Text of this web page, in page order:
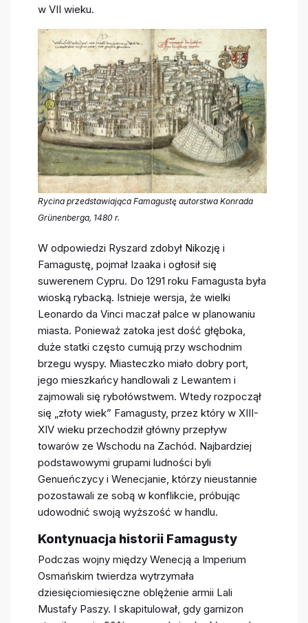
w VII wieku.
Rycina przedstawiająca Famagustę autorstwa Konrada
Grünenberga, 1480 r.
W odpowiedzi Ryszard zdobył Nikozję i
Famagustę, pojmał Izaaka i ogłosił się
suwerenem Cypru. Do 1291 roku Famagusta była
wioską rybacką. Istnieje wersja, że wielki
Leonardo da Vinci maczał palce w planowaniu
miasta. Ponieważ zatoka jest dość głęboka,
duże statki często cumują przy wschodnim
brzegu wyspy. Miasteczko miało dobry port,
jego mieszkańcy handlowali z Lewantem i
zajmowali się rybołówstwem. Wtedy rozpoczął
się „złoty wiek” Famagusty, przez który w XIII-
XIV wieku przechodził główny przepływ
towarów ze Wschodu na Zachód. Najbardziej
podstawowymi grupami ludności byli
Genueńczycy i Wenecjanie, którzy nieustannie
pozostawali ze sobą w konflikcie, próbując
udowodnić swoją wyższość w handlu.
Kontynuacja historii Famagusty
Podczas wojny między Wenecją a Imperium
Osmańskim twierdza wytrzymała
dziesięciomiesięczne oblężenie armii Lali
Mustafy Paszy. I skapitulował, gdy garnizon